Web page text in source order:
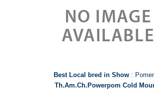
Best Local bred in Show :
Th.Am.Ch.Powerpom Cold